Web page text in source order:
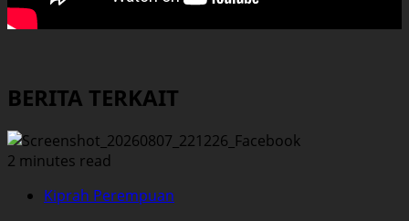
BERITA TERKAIT
2 minutes read
Kiprah Perempuan